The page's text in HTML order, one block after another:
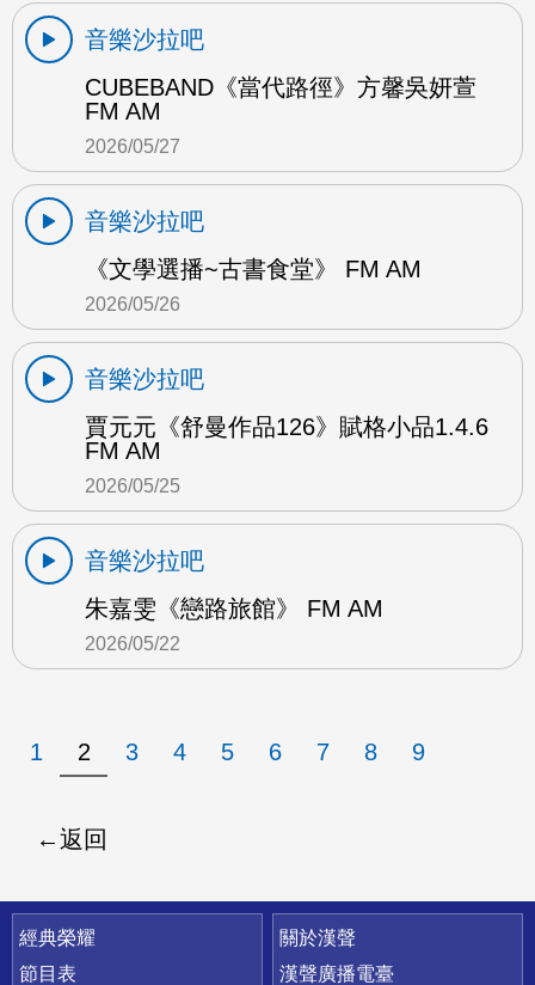
音樂沙拉吧
CUBEBAND《當代路徑》方馨吳妍萱
FM AM
2026/05/27
音樂沙拉吧
《文學選播~古書食堂》 FM AM
2026/05/26
音樂沙拉吧
賈元元《舒曼作品126》賦格小品1.4.6
FM AM
2026/05/25
音樂沙拉吧
朱嘉雯《戀路旅館》 FM AM
2026/05/22
1 2 3 4 5 6 7 8 9
返回
快速連結
經典榮耀
節目表
關於漢聲
漢聲廣播電臺